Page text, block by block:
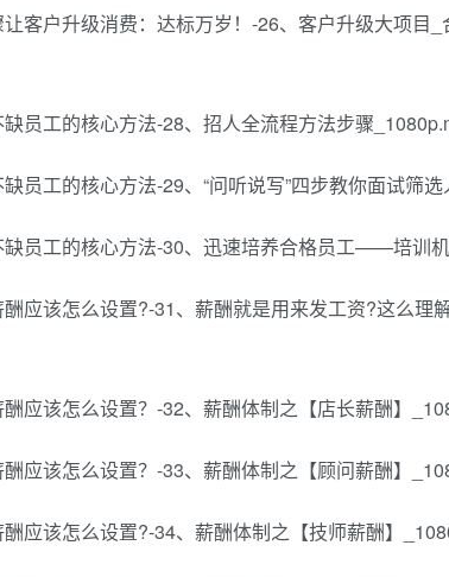
客户升级消费：达标万岁！-26、客户升级大项目
员工的核心方法-28、招人全流程方法步骤
员工的核心方法-29、“问听说写”四步教你面试筛
缺员工的核心方法-30、迅速培养合格员工——培训
应该怎么设置?-31、薪酬就是用来发工资?这么理
应该怎么设置？-32、薪酬体制之【店长薪酬】
应该怎么设置？-33、薪酬体制之【顾问薪酬】
应该怎么设置?-34、薪酬体制之【技师薪酬】